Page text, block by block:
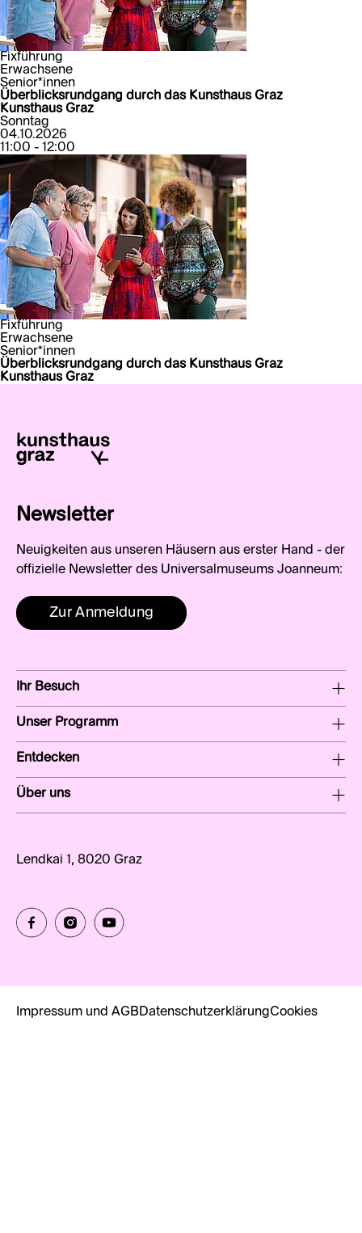
Fixführung
Erwachsene
Senior*innen
Überblicksrundgang durch das Kunsthaus Graz
Kunsthaus Graz
Sonntag
04.10.2026
11:00 - 12:00
Fixführung
Erwachsene
Senior*innen
Überblicksrundgang durch das Kunsthaus Graz
Kunsthaus Graz
Newsletter
Neuigkeiten aus unseren Häusern aus erster Hand - der
offizielle Newsletter des Universalmuseums Joanneum:
Zur Anmeldung
Ihr Besuch
Unser Programm
Entdecken
Über uns
Lendkai 1, 8020 Graz
Impressum und AGBDatenschutzerklärungCookies